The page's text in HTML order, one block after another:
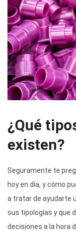
¿Qué
existen?
Seguramente te
hoy en día, y cómo
a tratar de ayudarte
sus tipologías y que
decisiones a la hora